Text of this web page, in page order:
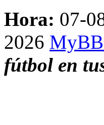
Hora: 07-
2026
fútbol en